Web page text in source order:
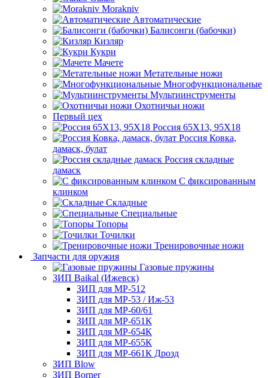
Morakniv
Автоматические
Балисонги (бабочки)
Кизляр
Кукри
Мачете
Метательные ножи
Многофункциональные
Мультиинструменты
Охотничьи ножи
Первый цех
Россия 65Х13, 95Х18
Россия Ковка,
дамаск, булат
Россия складные
дамаск
С фиксированным
клинком
Складные
Специальные
Топоры
Точилки
Тренировочные ножи
Запчасти для оружия
Газовые пружины
ЗИП Baikal (Ижевск)
ЗИП для МР-512
ЗИП для МР-53 / Иж-53
ЗИП для МР-60/61
ЗИП для МР-651К
ЗИП для МР-654К
ЗИП для МР-655К
ЗИП для МР-661К Дрозд
ЗИП Blow
ЗИП Borner